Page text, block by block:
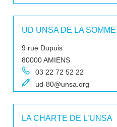
UD UNSA DE LA SOMME
9 rue Dupuis
80000 AMIENS
03 22 72 52 22
ud-80@unsa.org
LA CHARTE DE L’UNSA